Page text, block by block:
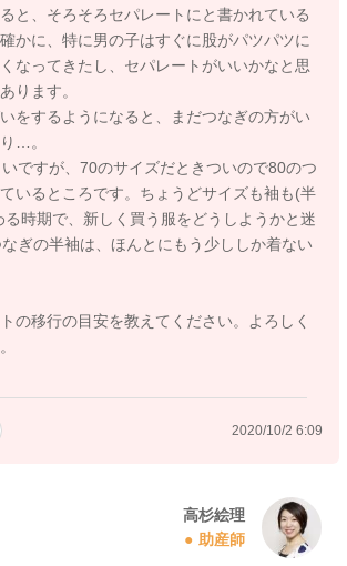
と、そろそろセパレートにと書かれている
かに、特に男の子はすぐに股がパツパツに
なってきたし、セパレートがいいかなと思
ります。
をするようになると、まだつなぎの方がい
…。
ですが、70のサイズだときついので80のつ
いるところです。ちょうどサイズも袖も(半
時期で、新しく買う服をどうしようかと迷
ぎの半袖は、ほんとにもう少ししか着ない
の移行の目安を教えてください。よろしく
2020/10/2 6:09
高杉絵理
助産師